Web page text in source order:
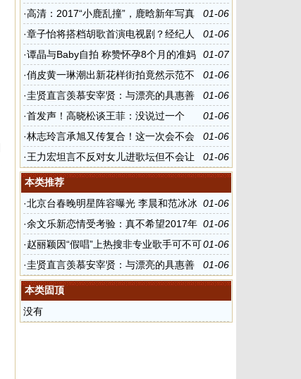
妈妈的微笑(图)
01-06
·高清：2017“小鹿乱撞”，鹿晗新年写真
曝光
01-06
·章子怡将搭档胡歌首演电视剧？经纪人
未回应
01-07
·谭晶与Baby自拍 称赞怀孕8个月的准妈
妈好美
01-06
·俏皮黄一琳潮出新花样街拍竟然示范不
好好穿外套
01-06
·圭贤直言羡慕安宰贤：与漂亮的具惠善
结婚
01-06
·首发声！高晓松谈王菲：没说过一个
字，因为还没看
01-06
·林志玲言承旭又传复合！这一次会不会
成真？
01-06
·王力宏坦言不反对女儿进歌坛但不会让
其“靠爸”
本类推荐
01-06
·北京台春晚明星阵容曝光 李晨和范冰冰
登台演出
01-06
·余文乐新恋情受考验：真不希望2017年
会是这样的开始
01-06
·赵丽颖因“假唱”上热搜非专业歌手可不可
以录唱？
01-06
·圭贤直言羡慕安宰贤：与漂亮的具惠善
结婚
本类固顶
没有